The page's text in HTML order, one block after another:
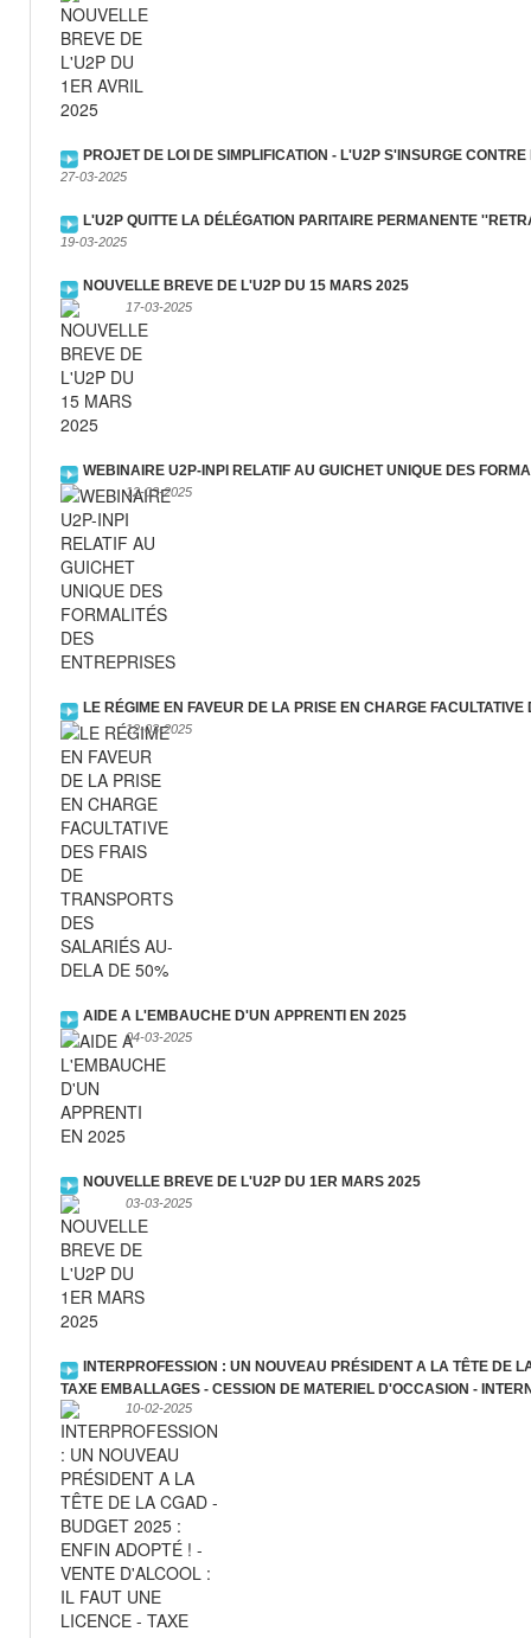
PROJET DE LOI DE SIMPLIFICATION - L'U2P S'INSURGE
27-03-2025
L'U2P QUITTE LA DÉLÉGATION PARITAIRE PERMANENTE
19-03-2025
NOUVELLE BREVE DE L'U2P DU 15 MARS 2025
17-03-2025
WEBINAIRE U2P-INPI RELATIF AU GUICHET UNIQUE DES
12-03-2025
LE RÉGIME EN FAVEUR DE LA PRISE EN CHARGE
12-03-2025
AIDE A L'EMBAUCHE D'UN APPRENTI EN 2025
04-03-2025
NOUVELLE BREVE DE L'U2P DU 1ER MARS 2025
03-03-2025
INTERPROFESSION : UN NOUVEAU PRÉSIDENT A LA TÊTE DE
TAXE EMBALLAGES - CESSION DE MATERIEL D'OCCASION -
10-02-2025